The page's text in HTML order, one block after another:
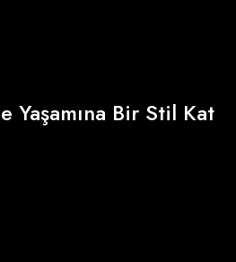
Yaşamına Bir Stil Kat